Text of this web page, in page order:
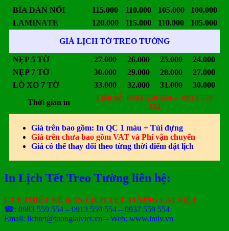
BÌA DÁN NỔI
115.000 110.000 105.000
100.000
LAMINATE
120.000 115.000 110.000 105.000
GIÁ LỊCH TỜ TREO TƯỜNG
NẸP 5 TỜ 27.000 26.000 25.000
24.000
NẸP 7 TỜ
30.000 29.000 28.000
27.000
LÒ XO 7 TỜ
33.000 32.000 31.000
30.000
Thời gian in
Liên hệ: 0983 559 554 – 0913 559
554
Giá trên bao gồm: In QC 1 màu + Túi đựng
Giá trên chưa bao gồm VAT và Phí vận chuyển
Giá có thể thay đổi theo từng thời điểm đặt lịch
In Lịch Tết Treo Tường liên hệ:
CTY THIẾT KẾ & IN LỊCH TẾT TƯƠNG LAI VIỆT
☎: 0983 559 554 – 0913 559 554 – 0937 559 554
Email: lichtet@tuonglaiviet.vn – Web: www.intlv.vn